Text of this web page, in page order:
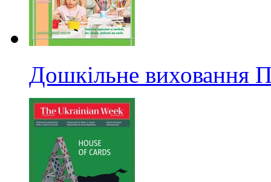
Дошкільне